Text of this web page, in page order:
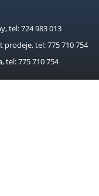
tel: 724 983 013
tel: 775 710 754
tel: 775 710 754